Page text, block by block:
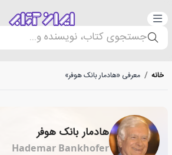
دسته‌بندی
جستجوی کتاب، نویسنده و...
خانه / معرفی «هادمار بانک هوفر»
هادمار بانک هوفر
Hademar Bankhofer